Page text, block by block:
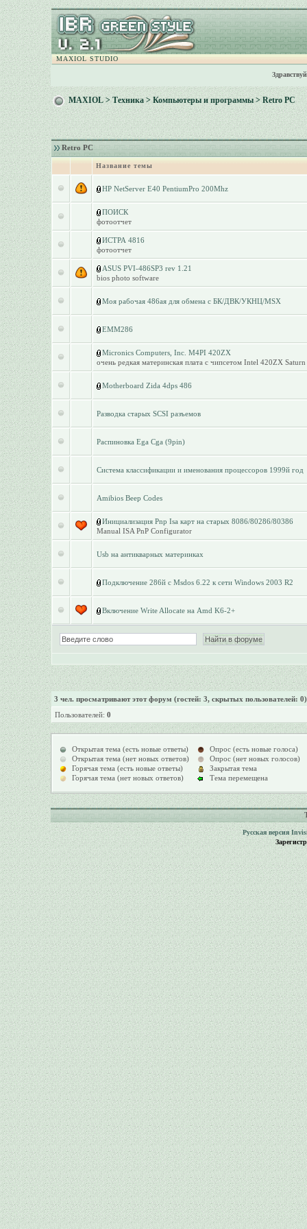
MAXIOL STUDIO
MAXIOL>Техника>Компьютеры и программы> Retro PC
Retro PC
Название темы
HP NetServer E40 PentiumPro 200Mhz
ПОИСК
фотоотчет
ИСТРА 4816
фотоотчет
ASUS PVI-486SP3 rev 1.21
bios photo software
Моя рабочая 486ая для обмена с БК/ДВК/УКНЦ/MSX
EMM286
Micronics Computers, Inc. M4PI 420ZX
очень редкая материнская плата с чипсетом Intel 420ZX
Motherboard Zida 4dps 486
Разводка старых SCSI разъемов
Распиновка Ega Cga (9pin)
Система классификации и именования процессоров 1999й год
Amibios Beep Codes
Инициализация Pnp Isa карт на старых 8086/80286/80386
Manual ISA PnP Configurator
Usb на антикварных материнках
Подключение 286й с Msdos 6.22 к сети Windows 2003 R2
Включение Write Allocate на Amd K6-2+
3 чел. просматривают этот форум (гостей: 3, скрытых пользователей: 0)
Пользователей: 0
Открытая тема (есть новые ответы)
Открытая тема (нет новых ответов)
Горячая тема (есть новые ответы)
Горячая тема (нет новых ответов)
Опрос (есть новые голоса)
Опрос (нет новых голосов)
Закрытая тема
Тема перемещена
Русская версия